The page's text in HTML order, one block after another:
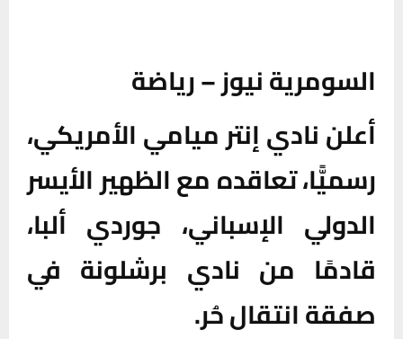
السومرية نيوز – رياضة
أعلن نادي إنتر ميامي الأمريكي،
رسميًّا، تعاقده مع الظهير الأيسر
الدولي الإسباني، جوردي ألبا،
قادمًا من نادي برشلونة في
صفقة انتقال حُر.